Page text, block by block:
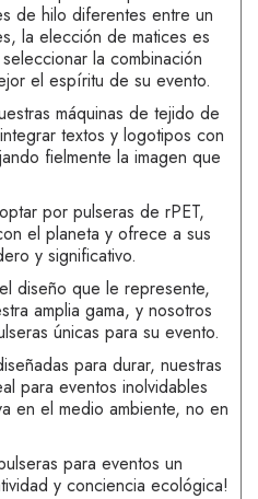
de hilo diferentes entre un
la elección de matices es
la combinación
el espíritu de su evento.
máquinas de tejido de
textos y logotipos con
fielmente la imagen que
por pulseras de rPET,
el planeta y ofrece a sus
y significativo.
diseño que le represente,
amplia gama, y nosotros
únicas para su evento.
para durar, nuestras
para eventos inolvidables
en el medio ambiente, no en
para eventos un
y conciencia ecológica!